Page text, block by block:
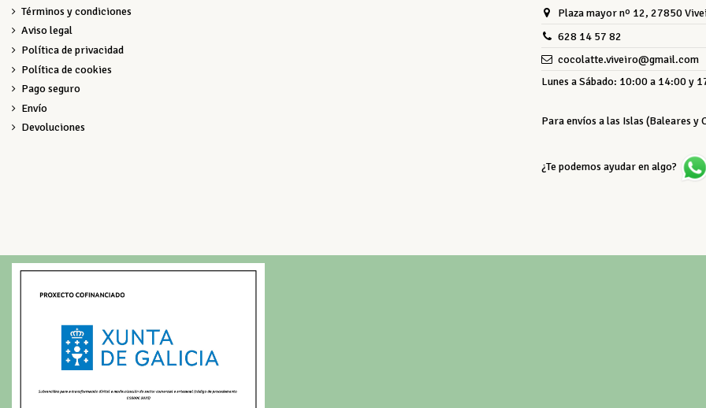
Términos y condiciones
Aviso legal
Política de privacidad
Política de cookies
Pago seguro
Envío
Devoluciones
Plaza mayor nº 12, 27850
628 14 57 82
cocolatte.viveiro@gmail.com
Lunes a Sábado: 10:00 a 14:00 y
Para envíos a las Islas (Baleares
¿Te podemos ayudar en algo?